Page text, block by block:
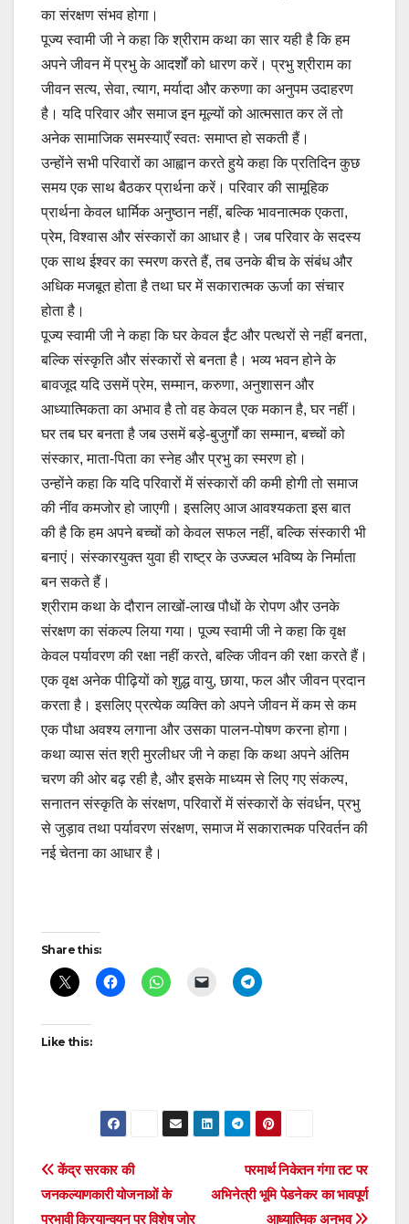
का संरक्षण संभव होगा।
पूज्य स्वामी जी ने कहा कि श्रीराम कथा का सार यही है कि हम
अपने जीवन में प्रभु के आदर्शों को धारण करें। प्रभु श्रीराम का
जीवन सत्य, सेवा, त्याग, मर्यादा और करुणा का अनुपम उदाहरण
है। यदि परिवार और समाज इन मूल्यों को आत्मसात कर लें तो
अनेक सामाजिक समस्याएँ स्वतः समाप्त हो सकती हैं।
उन्होंने सभी परिवारों का आह्वान करते हुये कहा कि प्रतिदिन कुछ
समय एक साथ बैठकर प्रार्थना करें। परिवार की सामूहिक
प्रार्थना केवल धार्मिक अनुष्ठान नहीं, बल्कि भावनात्मक एकता,
प्रेम, विश्वास और संस्कारों का आधार है। जब परिवार के सदस्य
एक साथ ईश्वर का स्मरण करते हैं, तब उनके बीच के संबंध और
अधिक मजबूत होता है तथा घर में सकारात्मक ऊर्जा का संचार
होता है।
पूज्य स्वामी जी ने कहा कि घर केवल ईंट और पत्थरों से नहीं बनता,
बल्कि संस्कृति और संस्कारों से बनता है। भव्य भवन होने के
बावजूद यदि उसमें प्रेम, सम्मान, करुणा, अनुशासन और
आध्यात्मिकता का अभाव है तो वह केवल एक मकान है, घर नहीं।
घर तब घर बनता है जब उसमें बड़े-बुजुर्गों का सम्मान, बच्चों को
संस्कार, माता-पिता का स्नेह और प्रभु का स्मरण हो।
उन्होंने कहा कि यदि परिवारों में संस्कारों की कमी होगी तो समाज
की नींव कमजोर हो जाएगी। इसलिए आज आवश्यकता इस बात
की है कि हम अपने बच्चों को केवल सफल नहीं, बल्कि संस्कारी भी
बनाएं। संस्कारयुक्त युवा ही राष्ट्र के उज्ज्वल भविष्य के निर्माता
बन सकते हैं।
श्रीराम कथा के दौरान लाखों-लाख पौधों के रोपण और उनके
संरक्षण का संकल्प लिया गया। पूज्य स्वामी जी ने कहा कि वृक्ष
केवल पर्यावरण की रक्षा नहीं करते, बल्कि जीवन की रक्षा करते हैं।
एक वृक्ष अनेक पीढ़ियों को शुद्ध वायु, छाया, फल और जीवन प्रदान
करता है। इसलिए प्रत्येक व्यक्ति को अपने जीवन में कम से कम
एक पौधा अवश्य लगाना और उसका पालन-पोषण करना होगा।
कथा व्यास संत श्री मुरलीधर जी ने कहा कि कथा अपने अंतिम
चरण की ओर बढ़ रही है, और इसके माध्यम से लिए गए संकल्प,
सनातन संस्कृति के संरक्षण, परिवारों में संस्कारों के संवर्धन, प्रभु
से जुड़ाव तथा पर्यावरण संरक्षण, समाज में सकारात्मक परिवर्तन की
नई चेतना का आधार है।
Post
navigation
Share this:
Like this:
Post
navigation
परमार्थ निकेतन गंगा तट पर
अभिनेत्री भूमि पेडनेकर का भावपूर्ण
आध्यात्मिक अनुभव
केंद्र सरकार की
जनकल्याणकारी योजनाओं के
प्रभावी क्रियान्वयन पर विशेष जोर